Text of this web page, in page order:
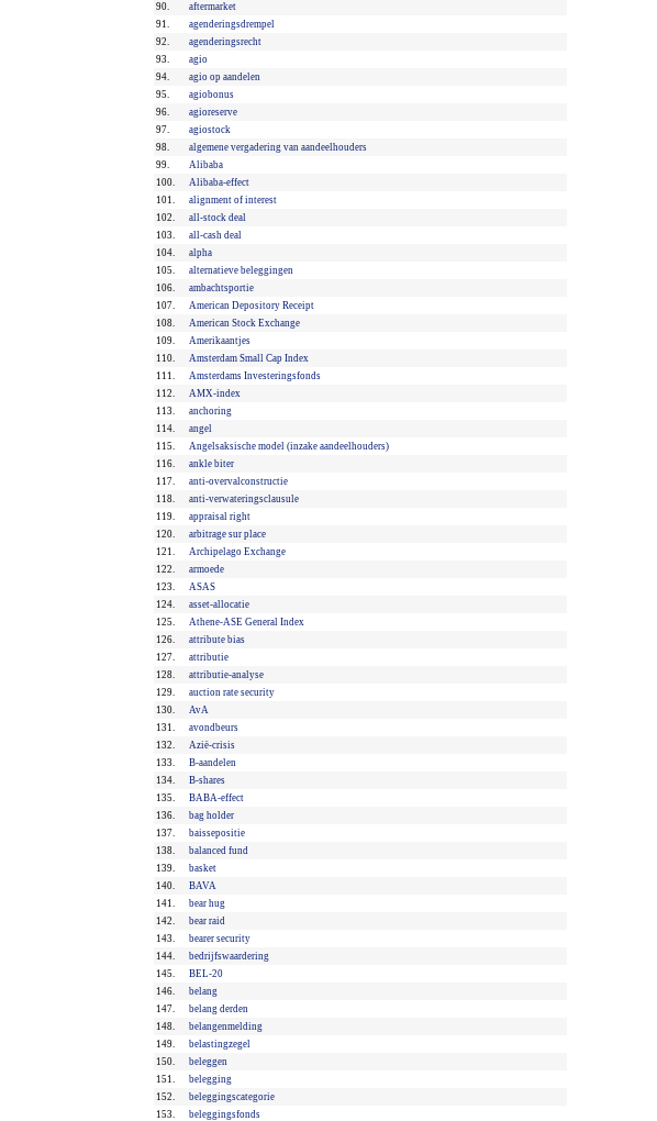
90.
aftermarket
91.
agenderingsdrempel
92.
agenderingsrecht
93.
agio
94.
agio op aandelen
95.
agiobonus
96.
agioreserve
97.
agiostock
98.
algemene vergadering van aandeelhouders
99.
Alibaba
100.
Alibaba-effect
101.
alignment of interest
102.
all-stock deal
103.
all-cash deal
104.
alpha
105.
alternatieve beleggingen
106.
ambachtsportie
107.
American Depository Receipt
108.
American Stock Exchange
109.
Amerikaantjes
110.
Amsterdam Small Cap Index
111.
Amsterdams Investeringsfonds
112.
AMX-index
113.
anchoring
114.
angel
115.
Angelsaksische model (inzake aandeelhouders)
116.
ankle biter
117.
anti-overvalconstructie
118.
anti-verwateringsclausule
119.
appraisal right
120.
arbitrage sur place
121.
Archipelago Exchange
122.
armoede
123.
ASAS
124.
asset-allocatie
125.
Athene-ASE General Index
126.
attribute bias
127.
attributie
128.
attributie-analyse
129.
auction rate security
130.
AvA
131.
avondbeurs
132.
Azië-crisis
133.
B-aandelen
134.
B-shares
135.
BABA-effect
136.
bag holder
137.
baissepositie
138.
balanced fund
139.
basket
140.
BAVA
141.
bear hug
142.
bear raid
143.
bearer security
144.
bedrijfswaardering
145.
BEL-20
146.
belang
147.
belang derden
148.
belangenmelding
149.
belastingzegel
150.
beleggen
151.
belegging
152.
beleggingscategorie
153.
beleggingsfonds